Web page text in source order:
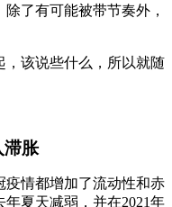
了有可能被带节奏外，
，该说些什么，所以就随
滞胀
疫情都增加了流动性和赤
夏天减弱，并在2021年